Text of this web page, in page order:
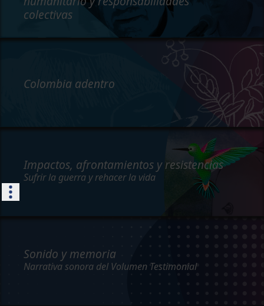
colectivas
Colombia adentro
Impactos, afrontamientos y resistencias
Sufrir la guerra y rehacer la vida
Sonido y memoria
Narrativa sonora del Volumen Testimonial